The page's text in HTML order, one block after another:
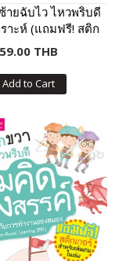
ายฉับไว ไหวพริบดี
ราะห์ (แถมฟรี! สติก
เกอร์)
59.00 THB
Add to Cart